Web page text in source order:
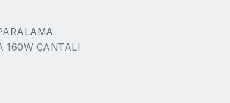
160W ÇANTALI